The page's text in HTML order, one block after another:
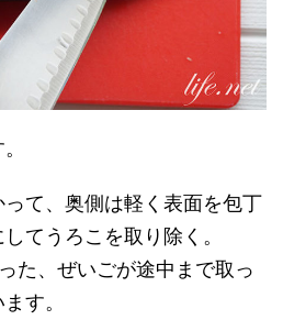
て、奥側は軽く表面を包丁
てうろこを取り除く。
た、ぜいごが途中まで取っ
す。